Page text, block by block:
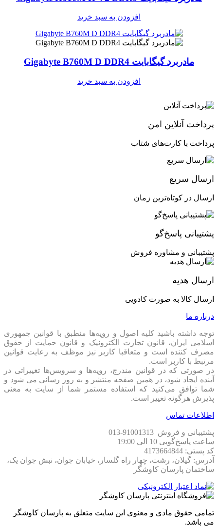
افزودن به سبد خرید
مادربرد گیگابایت Gigabyte B760M D DDR4
افزودن به سبد خرید
پرداخت آنلاین امن
پرداخت با کارت‌های شتاب
ارسال سریع
ارسال در کوتاه‌ترین زمان
پشتیبانی پاسخ‌گو
پشتیبانی و مشاوره فروش
ارسال هدیه
ارسال کالا به صورت کادویی
درباره ما
توجه داشته باشید کلیه اصول و رویه‏‌ها منطبق با قوانین جمهوری
اسلامی ایران، قانون تجارت الکترونیک و قانون حمایت از حقوق
مصرف کننده است و متعاقبا کاربر نیز موظف به رعایت قوانین
مرتبط با کاربر است.
در صورتی که در قوانین مندرج، رویه‏‌ها و سرویس‏‌ها تغییراتی در
آینده ایجاد شود، در همین صفحه منتشر و به روز رسانی می شود و
شما توافق می‏‌کنید که استفاده مستمر شما از سایت به معنی
پذیرش هرگونه تغییر است.
اطلاعات تماس
پشتیبانی و فروش 91001313-013
ساعت پاسخ‌گویی 10 الی 19:00
کد پستی: 4173664844
آدرس: گیلان، رشت، چهار راه گلسار، خیابان جوان، نبش جوان یک،
ساختمان پارسان کاوشگر
تمامی حقوق مادی و معنوی این سایت متعلق به پارسان کاوشگر
می باشد.